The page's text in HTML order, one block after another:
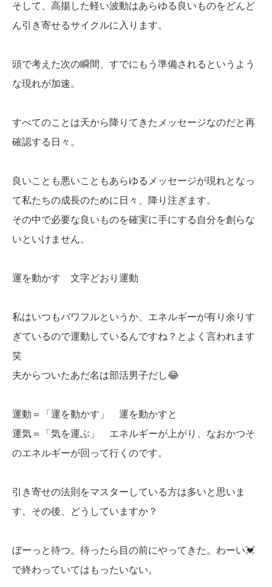
そして、高揚した軽い波動はあらゆる良いものをどんど
ん引き寄せるサイクルに入ります。
頭で考えた次の瞬間、すでにもう準備されるというよう
な現れが加速。
すべてのことは天から降りてきたメッセージなのだと再
確認する日々。
良いことも悪いこともあらゆるメッセージが現れとなっ
て私たちの成長のために日々、降り注ぎます。
その中で必要な良いものを確実に手にする自分を創らな
いといけません。
運を動かす 文字どおり運動
私はいつもパワフルというか、エネルギーが有り余りす
ぎているので運動しているんですね？とよく言われます
笑
夫からついたあだ名は部活男子だし😂
運動＝「運を動かす」 運を動かすと
運気＝「気を運ぶ」 エネルギーが上がり、なおかつそ
のエネルギーが回って行くのです。
引き寄せの法則をマスターしている方は多いと思いま
す。その後、どうしていますか？
ぼーっと待つ。待ったら目の前にやってきた。わーい💓
で終わっていてはもったいない。